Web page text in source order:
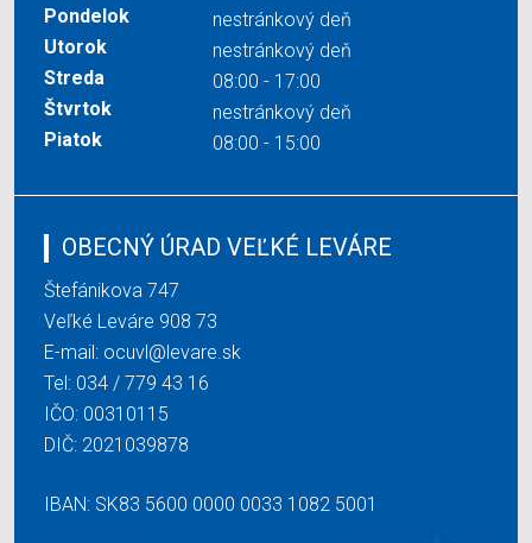
Pondelok
nestránkový deň
Utorok
nestránkový deň
Streda
08:00 - 17:00
Štvrtok
nestránkový deň
Piatok
08:00 - 15:00
OBECNÝ ÚRAD VEĽKÉ LEVÁRE
Štefánikova 747
Veľké Leváre 908 73
E-mail: ocuvl@levare.sk
Tel: 034 / 779 43 16
IČO: 00310115
DIČ: 2021039878
IBAN: SK83 5600 0000 0033 1082 5001